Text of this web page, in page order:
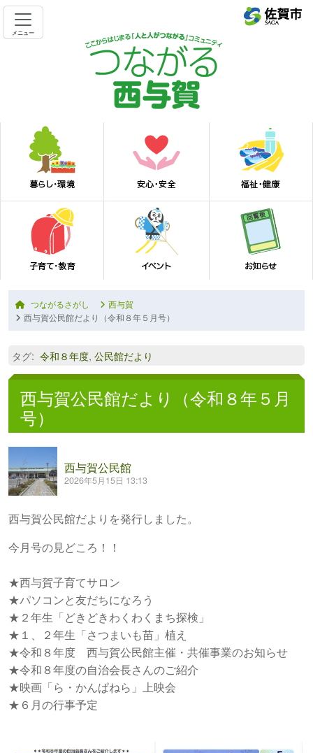
メニュー
つながるさがし
西与賀
西与賀公民館だより（令和８年５月号）
タグ: 令和８年度, 公民館だより
西与賀公民館だより（令和８年５月
号）
西与賀公民館
2026年5月15日 13:13
西与賀公民館だよりを発行しました。
今月号の見どころ！！
★西与賀子育てサロン
★パソコンと友だちになろう
★２年生「どきどきわくわくまち探検」
★１、２年生「さつまいも苗」植え
★令和８年度 西与賀公民館主催・共催事業のお知らせ
★令和８年度の自治会長さんのご紹介
★映画「ら・かんぱねら」上映会
★６月の行事予定